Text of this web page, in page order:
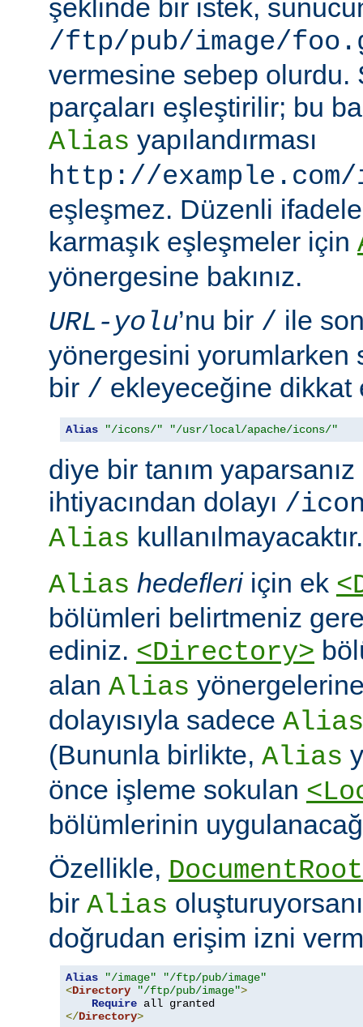
şeklinde bir istek,
/ftp/pub/image/
vermesine sebep olurdu.
parçaları eşleştirilir; bu
Alias yapılandırması
http://
eşleşmez. Düzenli
karmaşık eşleşmeler için
yönergesine bakınız.
URL-yolu’nu bir / ile
yönergesini yorumlarken
bir / ekleyeceğine dikkat
Alias "/icons/" "/usr/local/apache/icons/"
diye bir tanım
ihtiyacından dolayı /
Alias kullanılmayacaktır.
Alias hedefleriiçin ek
bölümleri belirtmeniz
ediniz. <Directory>
alan Alias
dolayısıyla sadece Alias
(Bununla birlikte, Alias
önce işleme sokulan
bölümlerinin
Özellikle, DocumentRoot
bir Alias
doğrudan erişim izni
Alias "/image"
"/ftp/pub/image"
<Directory "/ftp/pub/image">
Require
</Directory>